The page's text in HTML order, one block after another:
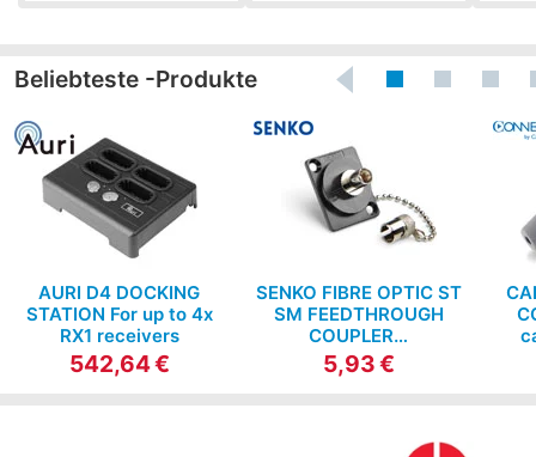
Beliebteste -Produkte
AURI D4 DOCKING
STATION For up to 4x
RX1 receivers
542,64 €
SENKO FIBRE OPTIC ST
SM FEEDTHROUGH
COUPLER…
5,93 €